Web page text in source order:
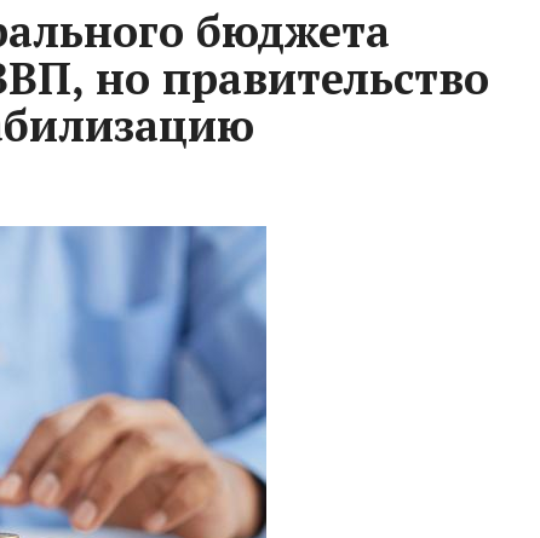
бюджета
но правительство